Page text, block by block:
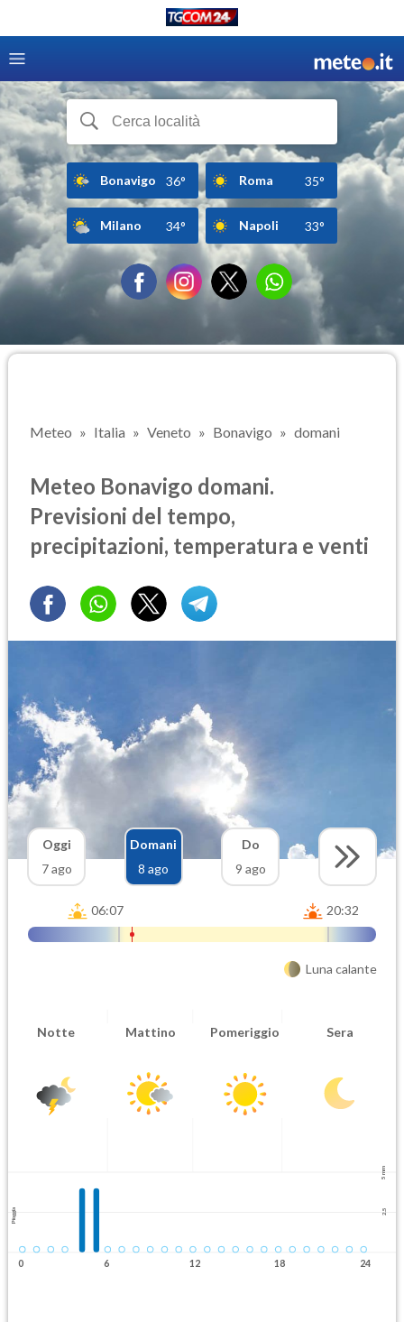
Bonavigo 36° Roma 35°
Milano 34° Napoli 33°
Meteo Italia Veneto Bonavigo domani
Meteo Bonavigo domani.
Previsioni del tempo,
precipitazioni, temperatura e venti
Oggi
7 ago
Domani
8 ago
Do
9 ago
06:07 20:32
Luna calante
Notte Mattino Pomeriggio Sera
5 mm
2.5
Pioggia
0 6 12 18 24